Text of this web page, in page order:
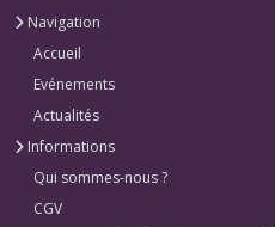
Navigation
Accueil
Evénements
Actualités
Informations
Qui sommes-nous ?
CGV